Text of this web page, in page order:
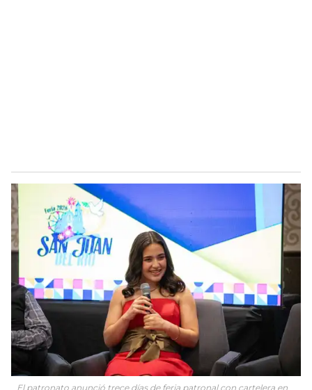
El patronato anunció trece días de feria patronal con cartelera en